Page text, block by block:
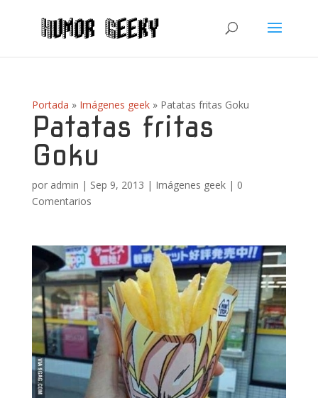
Portada » Imágenes geek» Patatas fritas Goku
Patatas fritas
Goku
por admin | Sep 9, 2013 | Imágenes geek| 0
Comentarios